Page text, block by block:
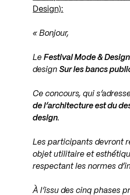
Design):
« Bonjour,
LeFestival Mode & Design
designSur les bancs
Ce concours, qui
de l’architecture est du
design.
Les participants devront
objet utilitaire et
respectant les normes
À l’issu des cinq phases